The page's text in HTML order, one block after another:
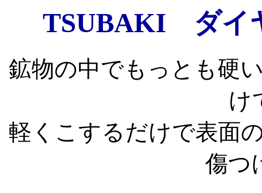
TSUBAKI ダイ
鉱物の中でもっとも硬
け
軽くこするだけで表面
傷つ